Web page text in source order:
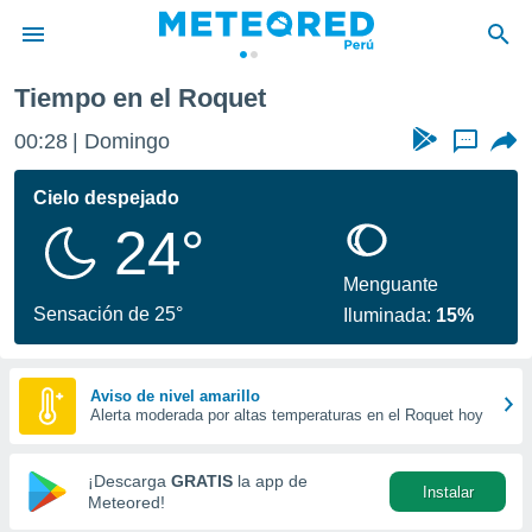
de
ha sido
calidad.
a este
las
y
forma
digital
basada
Tiempo en el Roquet
00:28 Domingo ...
Cielo despejado
24°
Sensación de 25°
Menguante
Iluminada: 15%
Aviso de nivel amarillo
Alerta moderada por altas temperaturas en el Roquet hoy
¡Descarga GRATIS la app de
Meteored!
Instalar